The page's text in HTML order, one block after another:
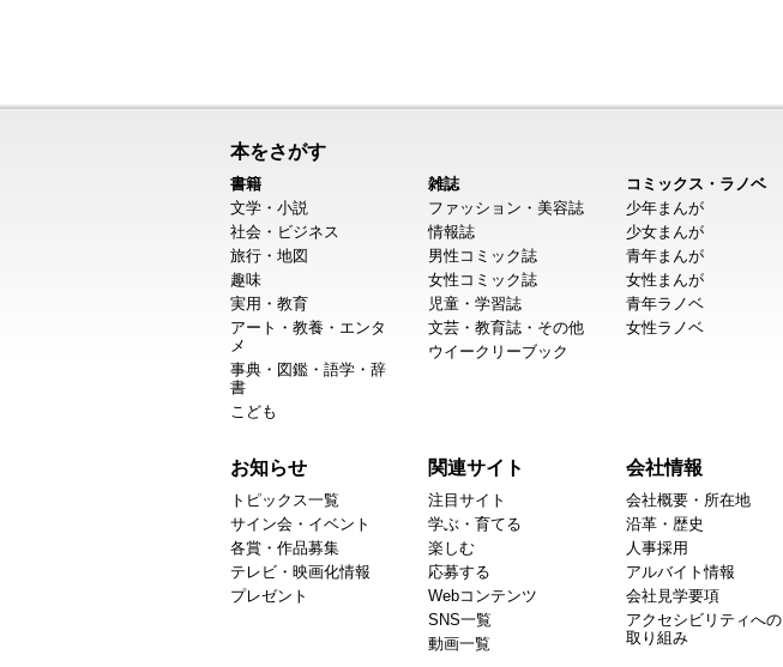
本をさがす
書籍
文学・小説
社会・ビジネス
旅行・地図
趣味
実用・教育
アート・教養・エンタ
メ
事典・図鑑・語学・辞
書
こども
雑誌
ファッション・美容誌
情報誌
男性コミック誌
女性コミック誌
児童・学習誌
文芸・教育誌・その他
ウイークリーブック
コミックス・ラノベ
少年まんが
少女まんが
青年まんが
女性まんが
青年ラノベ
女性ラノベ
お知らせ
トピックス一覧
サイン会・イベント
各賞・作品募集
テレビ・映画化情報
プレゼント
関連サイト
注目サイト
学ぶ・育てる
楽しむ
応募する
Webコンテンツ
SNS一覧
動画一覧
会社情報
会社概要・所在地
沿革・歴史
人事採用
アルバイト情報
会社見学要項
アクセシビリティへの
取り組み